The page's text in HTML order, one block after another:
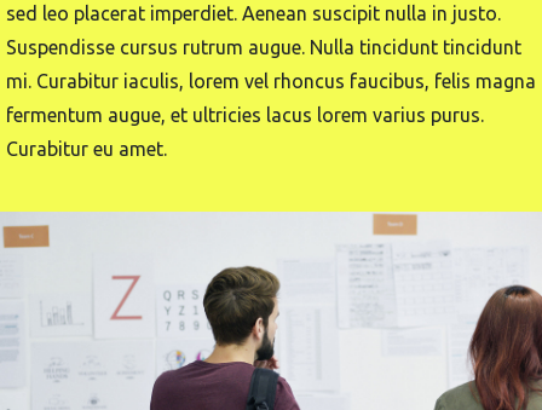
sed leo placerat imperdiet. Aenean suscipit nulla in justo.
Suspendisse cursus rutrum augue. Nulla tincidunt tincidunt
mi. Curabitur iaculis, lorem vel rhoncus faucibus, felis magna
fermentum augue, et ultricies lacus lorem varius purus.
Curabitur eu amet.